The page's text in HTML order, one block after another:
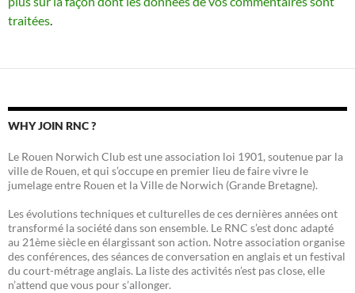
traitées.
WHY JOIN RNC ?
Le Rouen Norwich Club est une association loi 1901, soutenue par la
ville de Rouen, et qui s’occupe en premier lieu de faire vivre le
jumelage entre Rouen et la Ville de Norwich (Grande Bretagne).
Les évolutions techniques et culturelles de ces dernières années ont
transformé la société dans son ensemble. Le RNC s’est donc adapté
au 21ème siècle en élargissant son action. Notre association organise
des conférences, des séances de conversation en anglais et un festival
du court-métrage anglais. La liste des activités n’est pas close, elle
n’attend que vous pour s’allonger.